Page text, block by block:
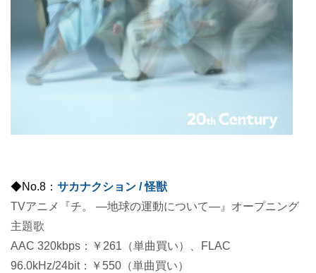
◆No.8： サカナクション / 怪獣
TVアニメ『チ。 ―地球の運動について―』オープニング
主題歌
AAC 320kbps：￥261（単曲買い）、FLAC
96.0kHz/24bit：￥550（単曲買い）